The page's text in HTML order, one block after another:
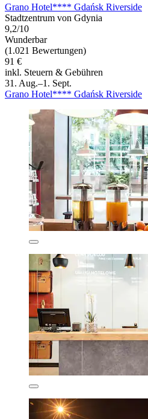
Grano Hotel**** Gdańsk Riverside
Stadtzentrum von Gdynia
9,2/10
Wunderbar
(1.021 Bewertungen)
91 €
inkl. Steuern & Gebühren
31. Aug.–1. Sept.
Grano Hotel**** Gdańsk Riverside